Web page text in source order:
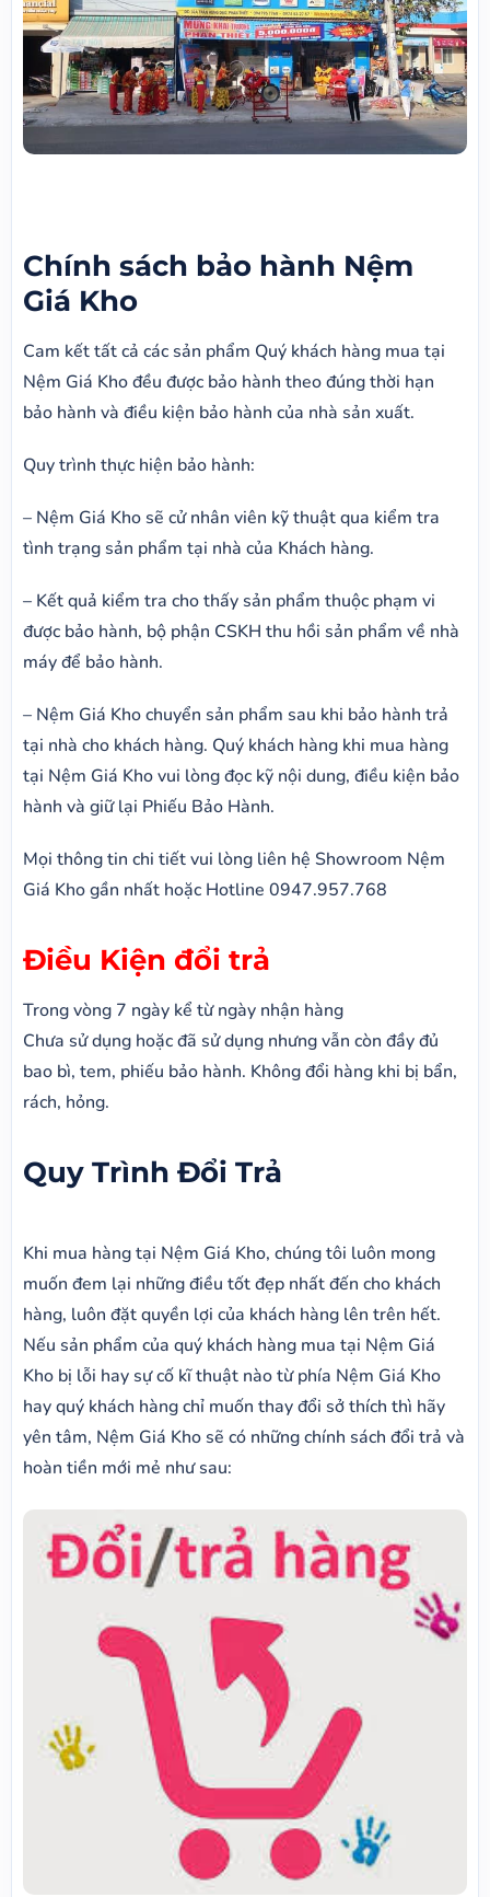
Chính sách bảo hành Nệm
Giá Kho
Cam kết tất cả các sản phẩm Quý khách hàng mua tại
Nệm Giá Kho đều được bảo hành theo đúng thời hạn
bảo hành và điều kiện bảo hành của nhà sản xuất.
Quy trình thực hiện bảo hành:
– Nệm Giá Kho sẽ cử nhân viên kỹ thuật qua kiểm tra
tình trạng sản phẩm tại nhà của Khách hàng.
– Kết quả kiểm tra cho thấy sản phẩm thuộc phạm vi
được bảo hành, bộ phận CSKH thu hồi sản phẩm về nhà
máy để bảo hành.
– Nệm Giá Kho chuyển sản phẩm sau khi bảo hành trả
tại nhà cho khách hàng. Quý khách hàng khi mua hàng
tại Nệm Giá Kho vui lòng đọc kỹ nội dung, điều kiện bảo
hành và giữ lại Phiếu Bảo Hành.
Mọi thông tin chi tiết vui lòng liên hệ Showroom Nệm
Giá Kho gần nhất hoặc Hotline 0947.957.768
Điều Kiện đổi trả
Trong vòng 7 ngày kể từ ngày nhận hàng
Chưa sử dụng hoặc đã sử dụng nhưng vẫn còn đầy đủ
bao bì, tem, phiếu bảo hành. Không đổi hàng khi bị bẩn,
rách, hỏng.
Quy Trình Đổi Trả
Khi mua hàng tại Nệm Giá Kho, chúng tôi luôn mong
muốn đem lại những điều tốt đẹp nhất đến cho khách
hàng, luôn đặt quyền lợi của khách hàng lên trên hết.
Nếu sản phẩm của quý khách hàng mua tại Nệm Giá
Kho bị lỗi hay sự cố kĩ thuật nào từ phía Nệm Giá Kho
hay quý khách hàng chỉ muốn thay đổi sở thích thì hãy
yên tâm, Nệm Giá Kho sẽ có những chính sách đổi trả và
hoàn tiền mới mẻ như sau: